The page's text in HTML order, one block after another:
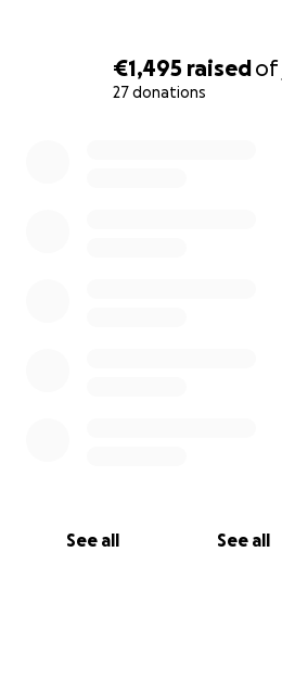
€1,495 raisedof
27 donations
See all See all